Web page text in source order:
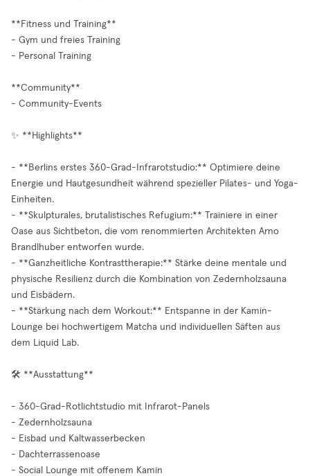
**Fitness und Training**
- Gym und freies Training
- Personal Training
**Community**
- Community-Events
✨ **Highlights**
- **Berlins erstes 360-Grad-Infrarotstudio:** Optimiere deine
Energie und Hautgesundheit während spezieller Pilates- und Yoga-
Einheiten.
- **Skulpturales, brutalistisches Refugium:** Trainiere in einer
Oase aus Sichtbeton, die vom renommierten Architekten Arno
Brandlhuber entworfen wurde.
- **Ganzheitliche Kontrasttherapie:** Stärke deine mentale und
physische Resilienz durch die Kombination von Zedernholzsauna
und Eisbädern.
- **Stärkung nach dem Workout:** Entspanne in der Kamin-
Lounge bei hochwertigem Matcha und individuellen Säften aus
dem Liquid Lab.
🛠️ **Ausstattung**
- 360-Grad-Rotlichtstudio mit Infrarot-Panels
- Zedernholzsauna
- Eisbad und Kaltwasserbecken
- Dachterrassenoase
- Social Lounge mit offenem Kamin